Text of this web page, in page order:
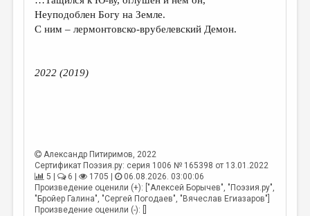
Неуподоблен Богу на Земле.
С ним – лермонтовско-врубелевский Демон.
2022 (2019)
Александр Питиримов, 2022
Сертификат Поэзия.ру: серия 1006 № 165398 от 13.01.2022
5 |
6 | 1705 |
06.08.2026. 03:00:06
Произведение оценили (+): ["Алексей Борычев", "Поэзия.ру",
"Бройер Галина", "Сергей Погодаев", "Вячеслав Егиазаров"]
Произведение оценили (-): []